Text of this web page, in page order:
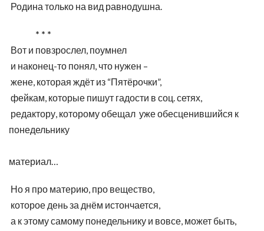
Родина только на вид равнодушна.
* * *
Вот и повзрослел, поумнел
и наконец-то понял, что нужен –
жене, которая ждёт из “Пятёрочки”,
фейкам, которые пишут гадости в соц. сетях,
редактору, которому обещал уже обесценившийся к
понедельнику
материал…
Но я про материю, про вещество,
которое день за днём истончается,
а к этому самому понедельнику и вовсе, может быть,